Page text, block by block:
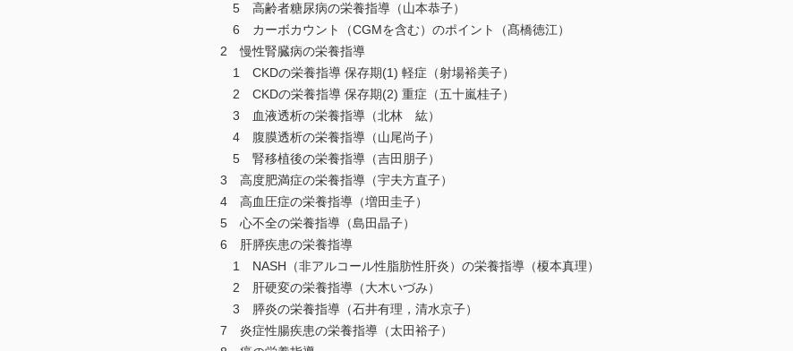
5 高齢者糖尿病の栄養指導（山本恭子）
6 カーボカウント（CGMを含む）のポイント（髙橋徳江）
2 慢性腎臓病の栄養指導
1 CKDの栄養指導 保存期(1) 軽症（射場裕美子）
2 CKDの栄養指導 保存期(2) 重症（五十嵐桂子）
3 血液透析の栄養指導（北林 紘）
4 腹膜透析の栄養指導（山尾尚子）
5 腎移植後の栄養指導（吉田朋子）
3 高度肥満症の栄養指導（宇夫方直子）
4 高血圧症の栄養指導（増田圭子）
5 心不全の栄養指導（島田晶子）
6 肝膵疾患の栄養指導
1 NASH（非アルコール性脂肪性肝炎）の栄養指導（榎本真理）
2 肝硬変の栄養指導（大木いづみ）
3 膵炎の栄養指導（石井有理，清水京子）
7 炎症性腸疾患の栄養指導（太田裕子）